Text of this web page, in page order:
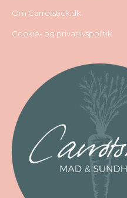
Om Carrotstick.dk
Cookie- og privatlivspolitik